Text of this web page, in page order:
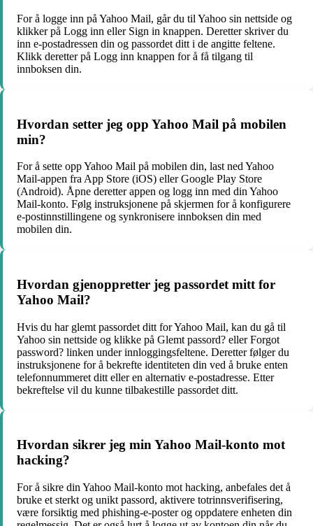
For å logge inn på Yahoo Mail, går du til Yahoo sin nettside og
klikker på Logg inn eller Sign in knappen. Deretter skriver du
inn e-postadressen din og passordet ditt i de angitte feltene.
Klikk deretter på Logg inn knappen for å få tilgang til
innboksen din.
Hvordan setter jeg opp Yahoo Mail på mobilen
min?
For å sette opp Yahoo Mail på mobilen din, last ned Yahoo
Mail-appen fra App Store (iOS) eller Google Play Store
(Android). Åpne deretter appen og logg inn med din Yahoo
Mail-konto. Følg instruksjonene på skjermen for å konfigurere
e-postinnstillingene og synkronisere innboksen din med
mobilen din.
Hvordan gjenoppretter jeg passordet mitt for
Yahoo Mail?
Hvis du har glemt passordet ditt for Yahoo Mail, kan du gå til
Yahoo sin nettside og klikke på Glemt passord? eller Forgot
password? linken under innloggingsfeltene. Deretter følger du
instruksjonene for å bekrefte identiteten din ved å bruke enten
telefonnummeret ditt eller en alternativ e-postadresse. Etter
bekreftelse vil du kunne tilbakestille passordet ditt.
Hvordan sikrer jeg min Yahoo Mail-konto mot
hacking?
For å sikre din Yahoo Mail-konto mot hacking, anbefales det å
bruke et sterkt og unikt passord, aktivere totrinnsverifisering,
være forsiktig med phishing-e-poster og oppdatere enheten din